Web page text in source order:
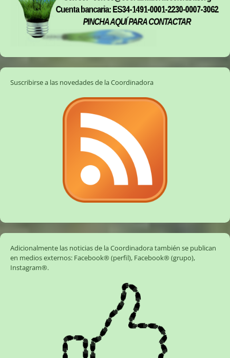
Suscribirse a las novedades de la Coordinadora
Adicionalmente las noticias de la Coordinadora también se publican
en medios externos: Facebook® (perfil), Facebook® (grupo),
Instagram®.